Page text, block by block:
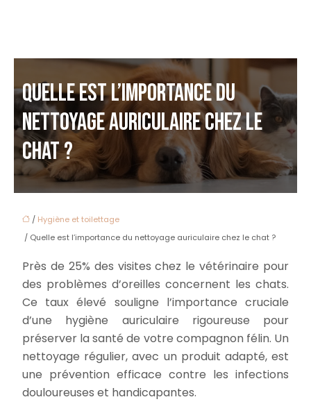
QUELLE EST L’IMPORTANCE DU
NETTOYAGE AURICULAIRE CHEZ LE
CHAT ?
/ Hygiène et toilettage
/ Quelle est l’importance du nettoyage auriculaire chez le chat ?
Près de 25% des visites chez le vétérinaire pour
des problèmes d’oreilles concernent les chats.
Ce taux élevé souligne l’importance cruciale
d’une hygiène auriculaire rigoureuse pour
préserver la santé de votre compagnon félin. Un
nettoyage régulier, avec un produit adapté, est
une prévention efficace contre les infections
douloureuses et handicapantes.